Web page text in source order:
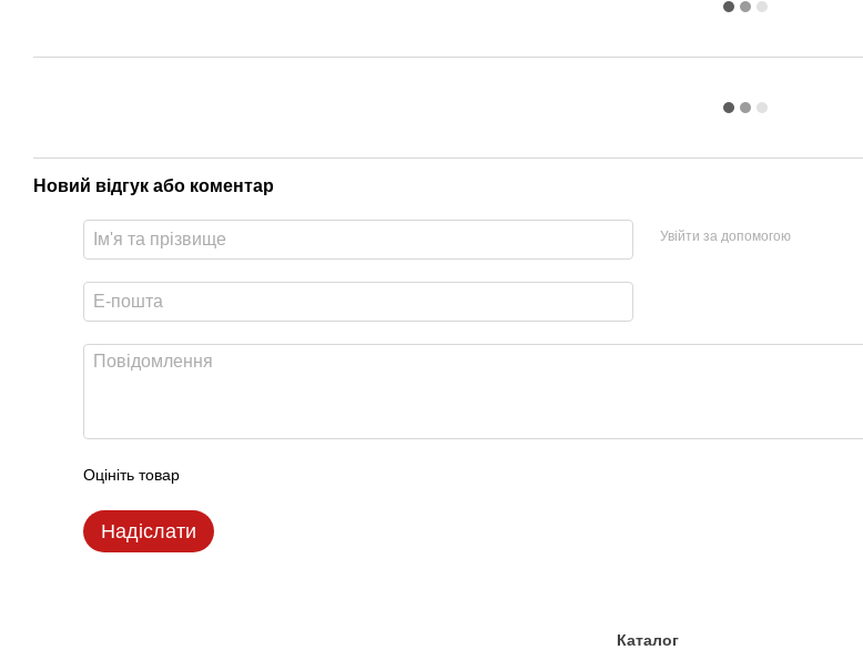
Новий відгук або коментар
Увійти за допомогою
Оцініть товар
Надіслати
Каталог